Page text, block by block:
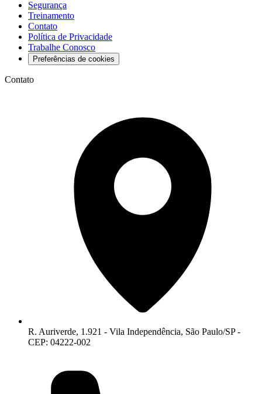
Segurança
Treinamento
Contato
Política de Privacidade
Trabalhe Conosco
Preferências de cookies
Contato
R. Auriverde, 1.921 - Vila Independência, São Paulo/SP -
CEP: 04222-002